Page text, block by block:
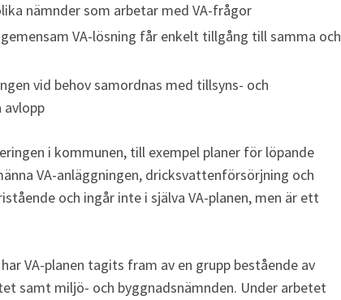
nämnder som arbetar med VA-frågor
VA-lösning får enkelt tillgång till samma och
vid behov samordnas med tillsyns- och
i kommunen, till exempel planer för löpande
VA-anläggningen, dricksvattenförsörjning och
och ingår inte i själva VA-planen, men är ett
VA-planen tagits fram av en grupp bestående av
samt miljö- och byggnadsnämnden. Under arbetet